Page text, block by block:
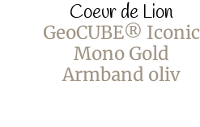
Coeur de Lion
GeoCUBE® Iconic
Mono Gold
Armband oliv